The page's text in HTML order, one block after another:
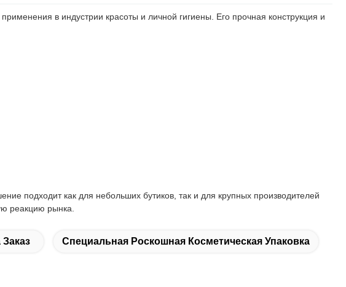
в индустрии красоты и личной гигиены. Его прочная конструкция и
подходит как для небольших бутиков, так и для крупных производителей
реакцию рынка.
Заказ Специальная Роскошная Косметическая Упаковка